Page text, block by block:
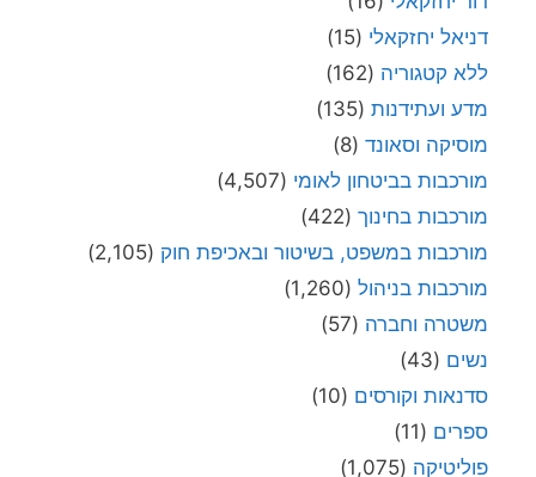
דניאל יחזקאלי (15)
ללא קטגוריה (162)
מדע ועתידנות (135)
מוסיקה וסאונד (8)
מורכבות בביטחון לאומי (4,507)
מורכבות בחינוך (422)
מורכבות במשפט, בשיטור ובאכיפת חוק (2,105)
מורכבות בניהול (1,260)
משטרה וחברה (57)
נשים (43)
סדנאות וקורסים (10)
ספרים (11)
פוליטיקה (1,075)